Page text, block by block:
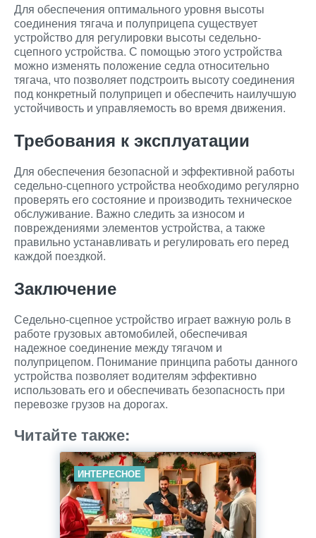
Для обеспечения оптимального уровня высоты
соединения тягача и полуприцепа существует
устройство для регулировки высоты седельно-
сцепного устройства. С помощью этого устройства
можно изменять положение седла относительно
тягача, что позволяет подстроить высоту соединения
под конкретный полуприцеп и обеспечить наилучшую
устойчивость и управляемость во время движения.
Требования к эксплуатации
Для обеспечения безопасной и эффективной работы
седельно-сцепного устройства необходимо регулярно
проверять его состояние и производить техническое
обслуживание. Важно следить за износом и
повреждениями элементов устройства, а также
правильно устанавливать и регулировать его перед
каждой поездкой.
Заключение
Седельно-сцепное устройство играет важную роль в
работе грузовых автомобилей, обеспечивая
надежное соединение между тягачом и
полуприцепом. Понимание принципа работы данного
устройства позволяет водителям эффективно
использовать его и обеспечивать безопасность при
перевозке грузов на дорогах.
Читайте также:
ИНТЕРЕСНОЕ